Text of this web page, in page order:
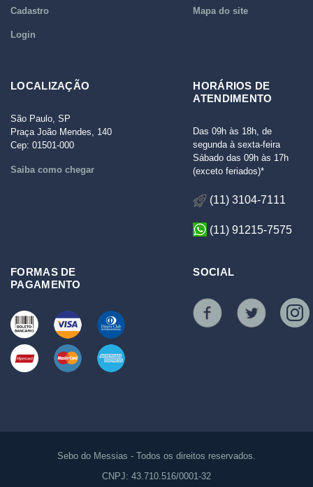
Cadastro
Login
Mapa do site
LOCALIZAÇÃO
São Paulo, SP
Praça João Mendes, 140
Cep: 01501-000
Saiba como chegar
HORÁRIOS DE
ATENDIMENTO
Das 09h às 18h, de
segunda à sexta-feira
Sábado das 09h às 17h
(exceto feriados)*
(11) 3104-7111
(11) 91215-7575
FORMAS DE
PAGAMENTO
SOCIAL
Sebo do Messias - Todos os direitos reservados.
CNPJ: 43.710.516/0001-32